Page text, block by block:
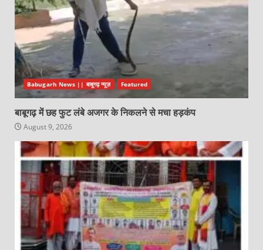
Babugarh News || बाबूगढ़ न्यूज़ Featured
बाबूगढ़ में छह फुट लंबे अजगर के निकलने से मचा हड़कंप
August 9, 2026